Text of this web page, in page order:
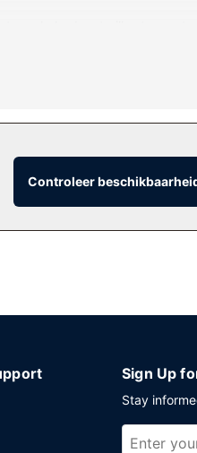
gratis wifi online blijft. De
In de koffiebar/het café kun
Controleer
Sign Up
Stay